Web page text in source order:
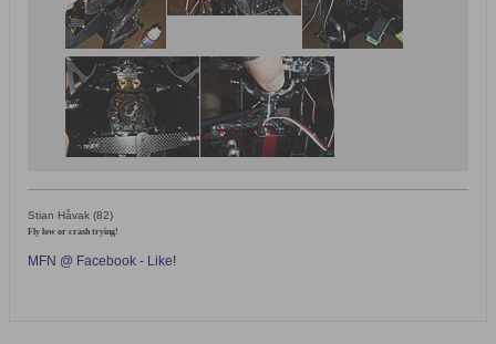
Stian Håvak (82)
Fly low or crash trying!
MFN @ Facebook - Like!